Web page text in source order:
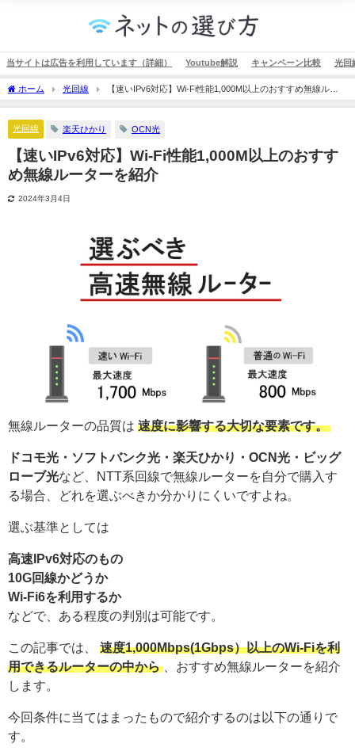
当サイトは広告を利用しています（詳細） Youtube解説 キャンペーン比較 光回
ホーム 光回線
【速いIPv6対応】Wi-Fi性能1,000M以上のおすすめ無線ルー
ターを紹介
光回線 楽天ひかり OCN光
【速いIPv6対応】Wi-Fi性能1,000M以上のおすす
め無線ルーターを紹介
2024年3月4日
無線ルーターの品質は 速度に影響する大切な要素です。
ドコモ光・ソフトバンク光・楽天ひかり・OCN光・ビッグ
ローブ光など、NTT系回線で無線ルーターを自分で購入す
る場合、どれを選ぶべきか分かりにくいですよね。
選ぶ基準としては
高速IPv6対応のもの
10G回線かどうか
Wi-Fi6を利用するか
などで、ある程度の判別は可能です。
この記事では、 速度1,000Mbps(1Gbps）以上のWi-Fiを利
用できるルーターの中から
、おすすめ無線ルーターを紹介
します。
今回条件に当てはまったもので紹介するのは以下の通りで
す。